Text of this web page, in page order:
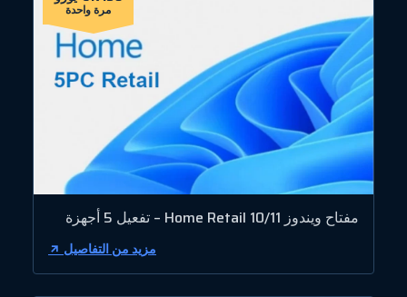
مرة واحدة
مفتاح ويندوز 10/11 Home Retail – تفعيل 5 أجهزة
مزيد من التفاصيل